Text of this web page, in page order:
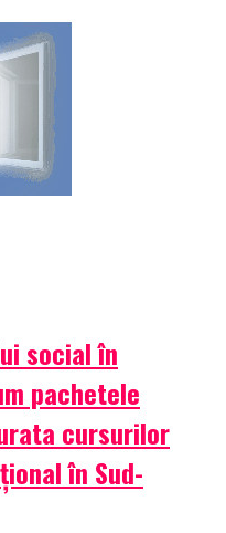
social în
pachetele
cursurilor
în Sud-